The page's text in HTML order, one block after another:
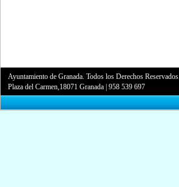
Ayuntamiento de Granada. Todos los Derechos Reservados.
Plaza del Carmen,18071 Granada |958 539 697